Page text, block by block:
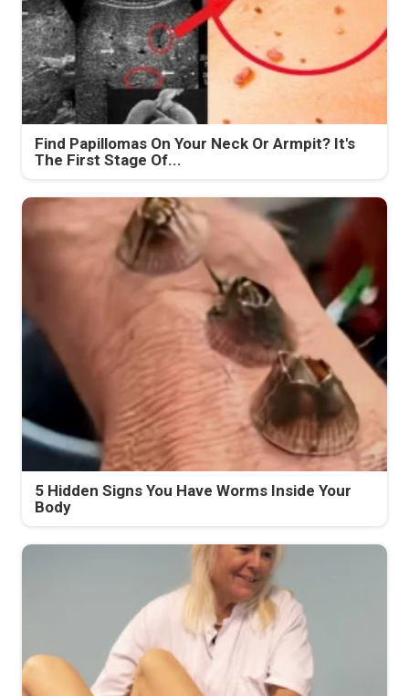
Find Papillomas On Your Neck Or Armpit? It's
The First Stage Of...
5 Hidden Signs You Have Worms Inside Your
Body